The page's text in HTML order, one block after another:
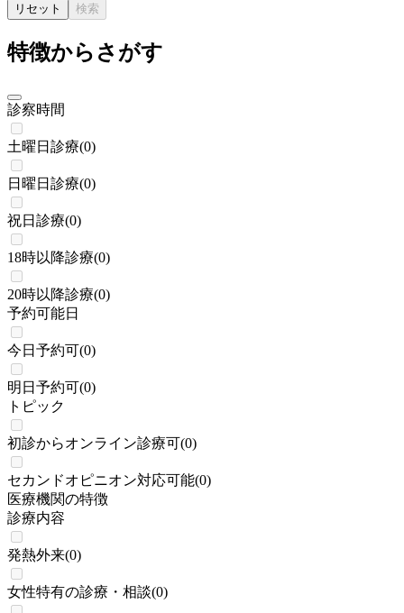
リセット 検索
特徴からさがす
診察時間
土曜日診療(0)
日曜日診療(0)
祝日診療(0)
18時以降診療(0)
20時以降診療(0)
予約可能日
今日予約可(0)
明日予約可(0)
トピック
初診からオンライン診療可(0)
セカンドオピニオン対応可能(0)
医療機関の特徴
診療内容
発熱外来(0)
女性特有の診療・相談(0)